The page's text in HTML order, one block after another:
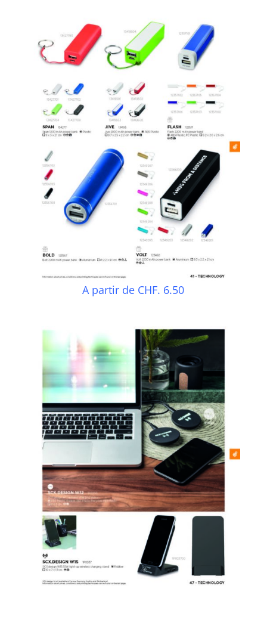
A partir de CHF. 6.50